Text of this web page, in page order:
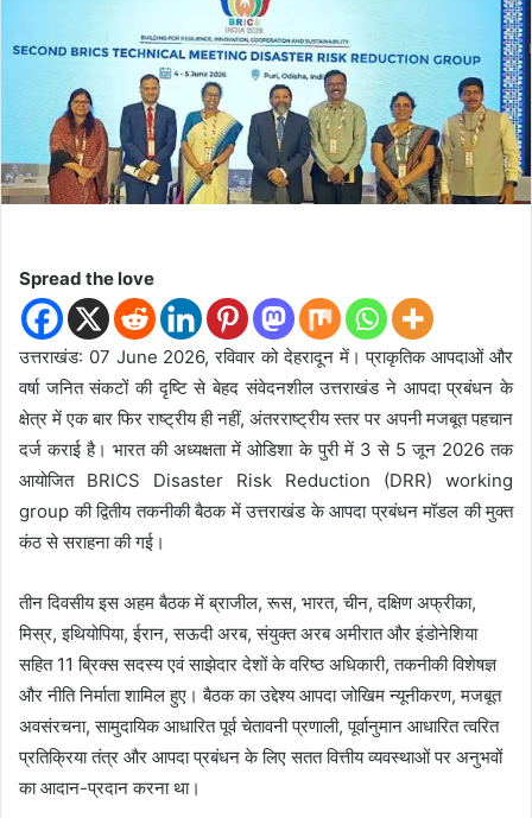
e
m
a
i
Spread the love
उत्तराखंड: 07 June 2026, रविवार को देहरादून में। प्राकृतिक आपदाओं और
वर्षा जनित संकटों की दृष्टि से बेहद संवेदनशील उत्तराखंड ने आपदा प्रबंधन के
क्षेत्र में एक बार फिर राष्ट्रीय ही नहीं, अंतरराष्ट्रीय स्तर पर अपनी मजबूत पहचान
दर्ज कराई है। भारत की अध्यक्षता में ओडिशा के पुरी में 3 से 5 जून 2026 तक
आयोजित BRICS Disaster Risk Reduction (DRR) working
group की द्वितीय तकनीकी बैठक में उत्तराखंड के आपदा प्रबंधन मॉडल की मुक्त
कंठ से सराहना की गई।
तीन दिवसीय इस अहम बैठक में ब्राजील, रूस, भारत, चीन, दक्षिण अफ्रीका,
मिस्र, इथियोपिया, ईरान, सऊदी अरब, संयुक्त अरब अमीरात और इंडोनेशिया
सहित 11 ब्रिक्स सदस्य एवं साझेदार देशों के वरिष्ठ अधिकारी, तकनीकी विशेषज्ञ
और नीति निर्माता शामिल हुए। बैठक का उद्देश्य आपदा जोखिम न्यूनीकरण, मजबूत
अवसंरचना, सामुदायिक आधारित पूर्व चेतावनी प्रणाली, पूर्वानुमान आधारित त्वरित
प्रतिक्रिया तंत्र और आपदा प्रबंधन के लिए सतत वित्तीय व्यवस्थाओं पर अनुभवों
का आदान-प्रदान करना था।